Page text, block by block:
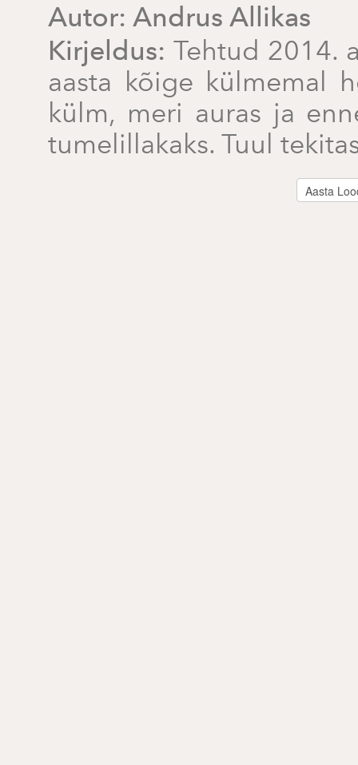
Autor: Andrus Allikas
Kirjeldus: Tehtud 2014.
aasta kõige külmemal
külm, meri auras ja
tumelillakaks. Tuul